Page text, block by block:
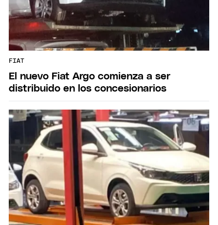
FIAT
El nuevo Fiat Argo comienza a ser
distribuido en los concesionarios